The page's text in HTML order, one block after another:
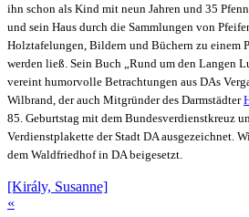
ihn schon als Kind mit neun Jahren und 35
und sein Haus durch die Sammlungen von
Holztafelungen, Bildern und Büchern zu einem
werden ließ. Sein Buch „Rund um den Langen
vereint humorvolle Betrachtungen aus DAs
Wilbrand, der auch Mitgründer des Darmstädter
85. Geburtstag mit dem Bundesverdienstkreuz
Verdienstplakette der Stadt DA ausgezeichnet.
dem Waldfriedhof in DA beigesetzt.
[Király, Susanne]
«